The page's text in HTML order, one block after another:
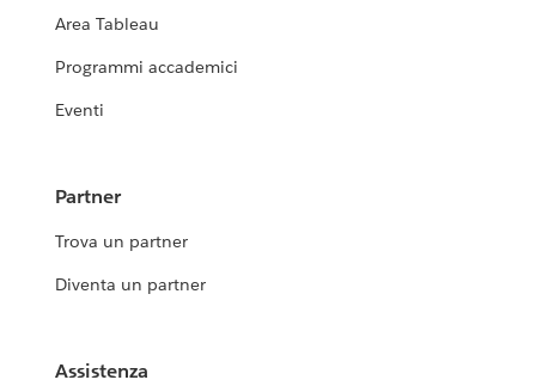
Area Tableau
Programmi accademici
Eventi
Partner
Trova un partner
Diventa un partner
Assistenza